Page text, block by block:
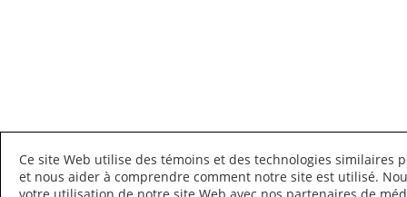
Ce site Web utilise des témoins et des technologies
et nous aider à comprendre comment notre site est utilisé.